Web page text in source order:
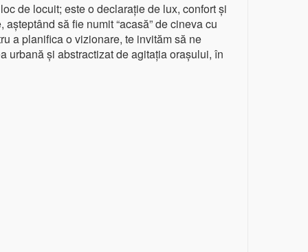
de locuit; este o declarație de lux, confort și
să fie numit “acasă” de cineva cu
a planifica o vizionare, te invităm să ne
urbană și abstractizat de agitația orașului, în